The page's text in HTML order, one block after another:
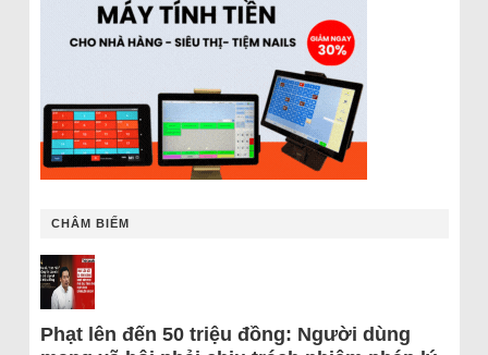
CHÂM BIẾM
Phạt lên đến 50 triệu đồng: Người dùng